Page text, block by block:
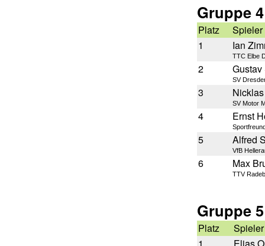
Gruppe 4
Platz
Spieler
1
Ian
TTC Elbe
2
SV
3
SV Motor
4 Ernst
5 Alfred
VfB
6 Max
TTV
Gruppe 5
Platz
Spieler
1
Elias